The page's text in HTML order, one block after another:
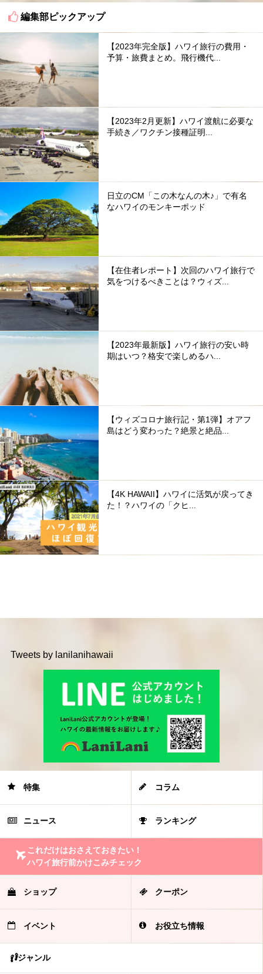
編集部ピックアップ
【2023年完全版】ハワイ旅行の費用・
予算・旅費まとめ。飛行機代...
【2023年2月更新】ハワイ渡航に必要な
手続き／ワクチン接種証明...
日立のCM「この木なんの木♪」で有名
なハワイのモンキーポッド
【在住者レポート】次回のハワイ旅行で
気をつけるべきことは？ウィズ...
【2023年最新版】ハワイ旅行の安い時
期はいつ？格安で楽しめるハ...
【ウィズコロナ旅行記・第1弾】オアフ
島はどう変わった？絶景と絶品...
【4K HAWAII】ハワイに活気が戻ってき
た！？ハワイの「クヒ...
Tweets by lanilanihawaii
特集 コラム
ニュース ランキング
これだけはおさえておきたい！
ハワイ旅行前かけこみチェック
ショップ クーポン
イベント お役立ち情報
ジャンル